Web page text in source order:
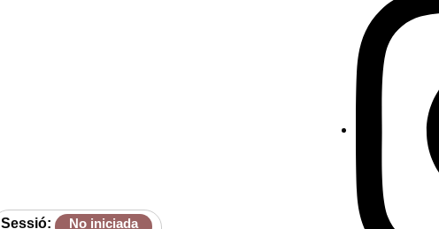
Sessió: No iniciada